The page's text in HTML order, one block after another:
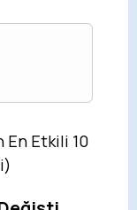
En Etkili 10